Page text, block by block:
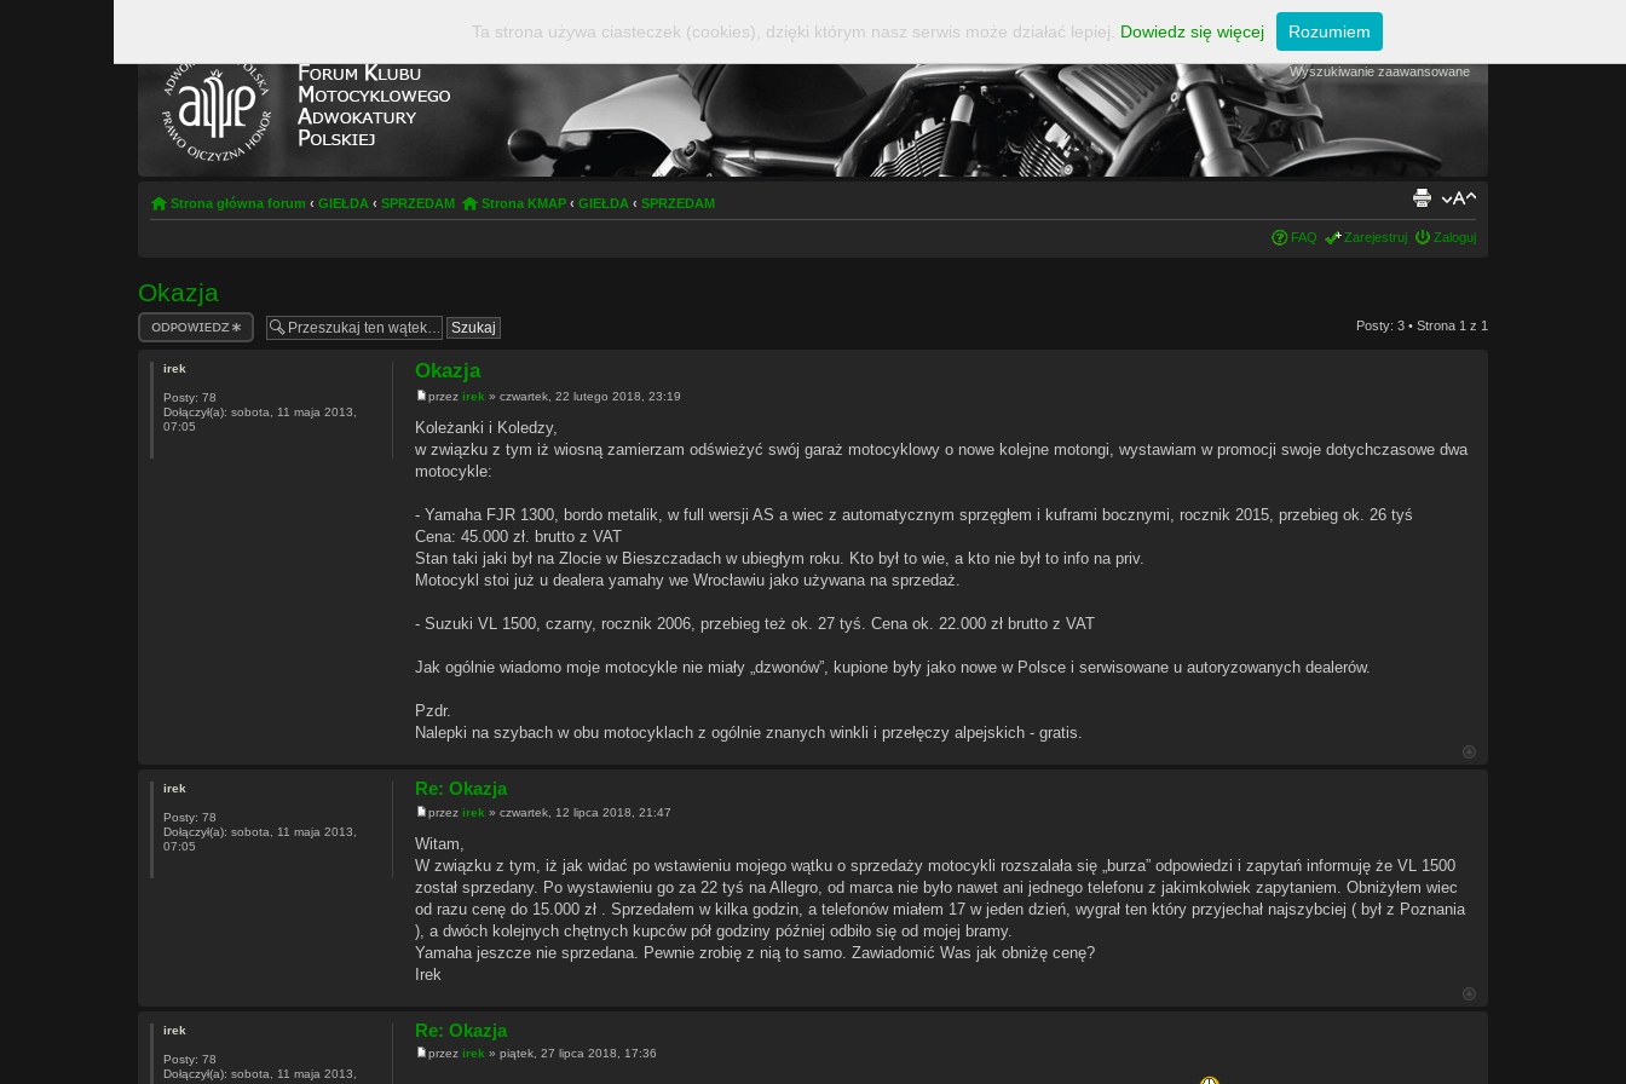
Wyszukiwanie zaawansowane
Strona główna forum ‹ GIEŁDA ‹ SPRZEDAM Strona KMAP ‹ GIEŁDA ‹ SPRZEDAM
FAQ Zarejestruj Zaloguj
Okazja
Odpowiedz Posty: 3 • Strona 1 z 1
Okazja
przezirek » czwartek, 22 lutego 2018, 23:19
Koleżanki i Koledzy,
w związku z tym iż wiosną zamierzam odświeżyć swój garaż motocyklowy o nowe kolejne motongi, wystawiam w promocji swoje dotychczasowe dwa
motocykle:
- Yamaha FJR 1300, bordo metalik, w full wersji AS a wiec z automatycznym sprzęgłem i kuframi bocznymi, rocznik 2015, przebieg ok. 26 tyś
Cena: 45.000 zł. brutto z VAT
Stan taki jaki był na Zlocie w Bieszczadach w ubiegłym roku. Kto był to wie, a kto nie był to info na priv.
Motocykl stoi już u dealera yamahy we Wrocławiu jako używana na sprzedaż.
- Suzuki VL 1500, czarny, rocznik 2006, przebieg też ok. 27 tyś. Cena ok. 22.000 zł brutto z VAT
Jak ogólnie wiadomo moje motocykle nie miały „dzwonów”, kupione były jako nowe w Polsce i serwisowane u autoryzowanych dealerów.
Pzdr.
Nalepki na szybach w obu motocyklach z ogólnie znanych winkli i przełęczy alpejskich - gratis.
irek
Posty: 78
Dołączył(a): sobota, 11 maja 2013,
07:05
Re: Okazja
przezirek » czwartek, 12 lipca 2018, 21:47
Witam,
W związku z tym, iż jak widać po wstawieniu mojego wątku o sprzedaży motocykli rozszalała się „burza” odpowiedzi i zapytań informuję że VL 1500
został sprzedany. Po wystawieniu go za 22 tyś na Allegro, od marca nie było nawet ani jednego telefonu z jakimkolwiek zapytaniem. Obniżyłem wiec
od razu cenę do 15.000 zł . Sprzedałem w kilka godzin, a telefonów miałem 17 w jeden dzień, wygrał ten który przyjechał najszybciej ( był z Poznania
), a dwóch kolejnych chętnych kupców pół godziny później odbiło się od mojej bramy.
Yamaha jeszcze nie sprzedana. Pewnie zrobię z nią to samo. Zawiadomić Was jak obniżę cenę?
Irek
irek
Posty: 78
Dołączył(a): sobota, 11 maja 2013,
07:05
Re: Okazja
przezirek » piątek, 27 lipca 2018, 17:36
irek
Posty: 78
Dołączył(a): sobota, 11 maja 2013,
Ta strona używa ciasteczek (cookies), dzięki którym nasz serwis może działać lepiej. Dowiedz się więcej Rozumiem